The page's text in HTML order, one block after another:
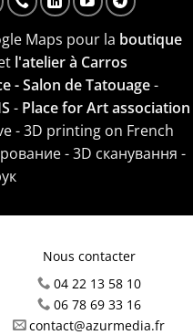
Maps pour la boutique
l'atelier à Carros
- Salon de Tatouage-
- Place for Art association
- 3D printing on French
- 3D сканування -
Nous contacter
04 22 13 58 10
06 78 69 33 16
contact@azurmedia.fr